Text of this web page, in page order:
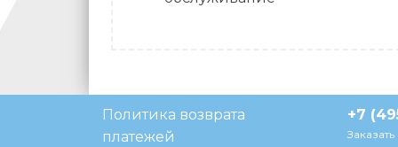
Политика возврата
платежей
+7